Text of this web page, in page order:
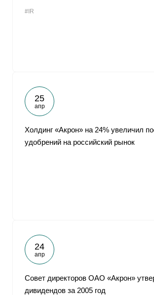
#IR
25
апр
Холдинг «Акрон» на 24% увеличил
удобрений на российский рынок
24
апр
Совет директоров ОАО «Акрон»
дивидендов за 2005 год